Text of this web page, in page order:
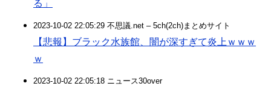
る」
2023-10-02 22:05:29 不思議.net – 5ch(2ch)まとめサイト
【悲報】ブラック水族館、闇が深すぎて炎上ｗｗｗ
ｗ
2023-10-02 22:05:18 ニュース30over